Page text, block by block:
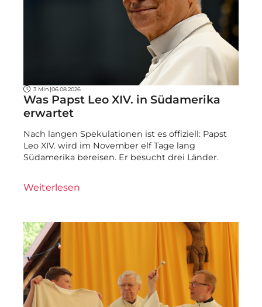
3 Min. |06.08.2026
Was Papst Leo XIV. in Südamerika
erwartet
Nach langen Spekulationen ist es offiziell: Papst
Leo XIV. wird im November elf Tage lang
Südamerika bereisen. Er besucht drei Länder.
Weiterlesen